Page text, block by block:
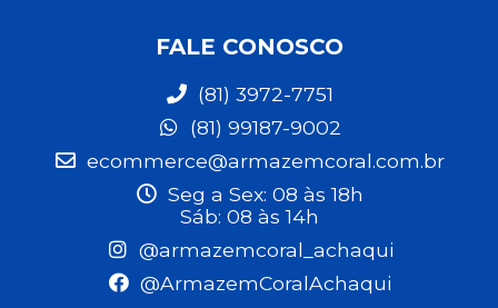
FALE CONOSCO
(81) 3972-7751
(81) 99187-9002
ecommerce@armazemcoral.com.br
Seg a Sex: 08 às 18h
Sáb: 08 às 14h
@armazemcoral_achaqui
@ArmazemCoralAchaqui